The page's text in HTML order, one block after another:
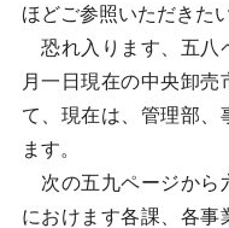
ほどご参照いただきた
恐れ入ります、五八
月一日現在の中央卸
て、現在は、管理部、
ます。
次の五九ページから
におけます各課、各事